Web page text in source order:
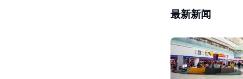
最新新闻